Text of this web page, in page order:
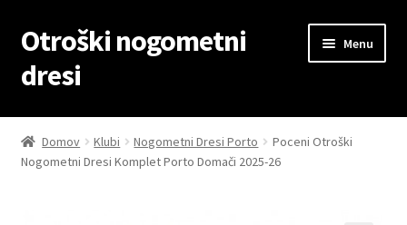
Skip
to
navigation
Skip
to
content
Otroški nogometni
dresi
Menu
Domov
Blog
Domov Klubi Nogometni Dresi Porto
Poceni Otroški
Nogometni Dresi Komplet Porto Domači 2025-26